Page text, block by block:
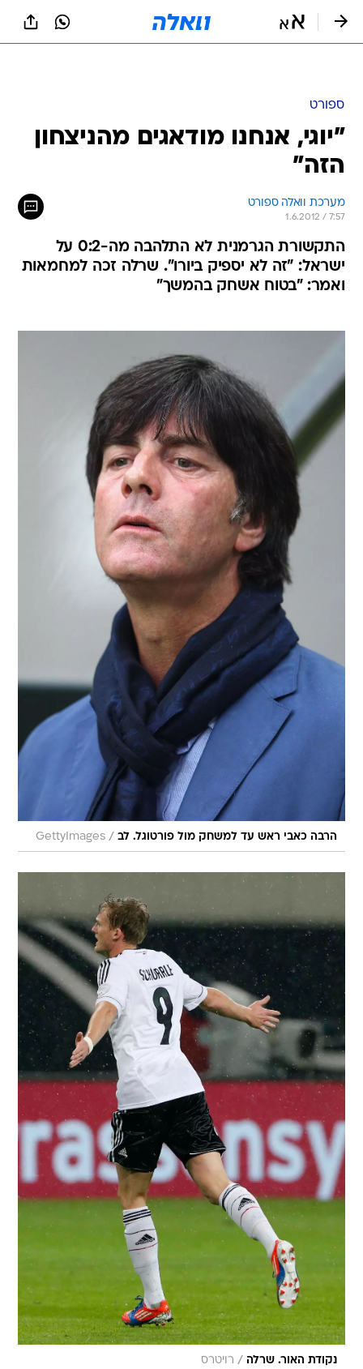
ספורט
"יוגי, אנחנו מודאגים מהניצחון
הזה"
מערכת וואלה ספורט
1.6.2012 / 7:57
התקשורת הגרמנית לא התלהבה מה-0:2 על
ישראל: "זה לא יספיק ביורו". שרלה זכה למחמאות
ואמר: "בטוח אשחק בהמשך"
הרבה כאבי ראש עד למשחק מול פורטוגל. לב /
GettyImages
נקודת האור. שרלה / רויטרס